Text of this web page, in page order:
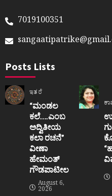
7019100351
Posts Lists
ಇತರೆ
“ಮಂಡಲ
ಕಲೆ….ಎಂಬ
ಅದ್ವಿತೀಯ
ಕಲಾ ರಚನೆ”‌
ವೀಣಾ
ಹೇಮಂತ್‌
ಗೌಡಪಾಟೀಲ
August 6,
2026